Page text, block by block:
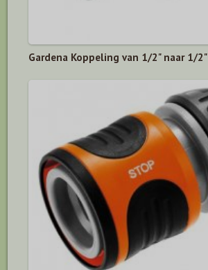
Gardena Koppeling van 1/2" naar 1/2"